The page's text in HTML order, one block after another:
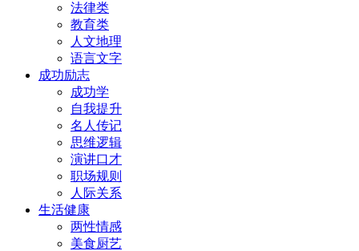
法律类
教育类
人文地理
语言文字
成功励志
成功学
自我提升
名人传记
思维逻辑
演讲口才
职场规则
人际关系
生活健康
两性情感
美食厨艺